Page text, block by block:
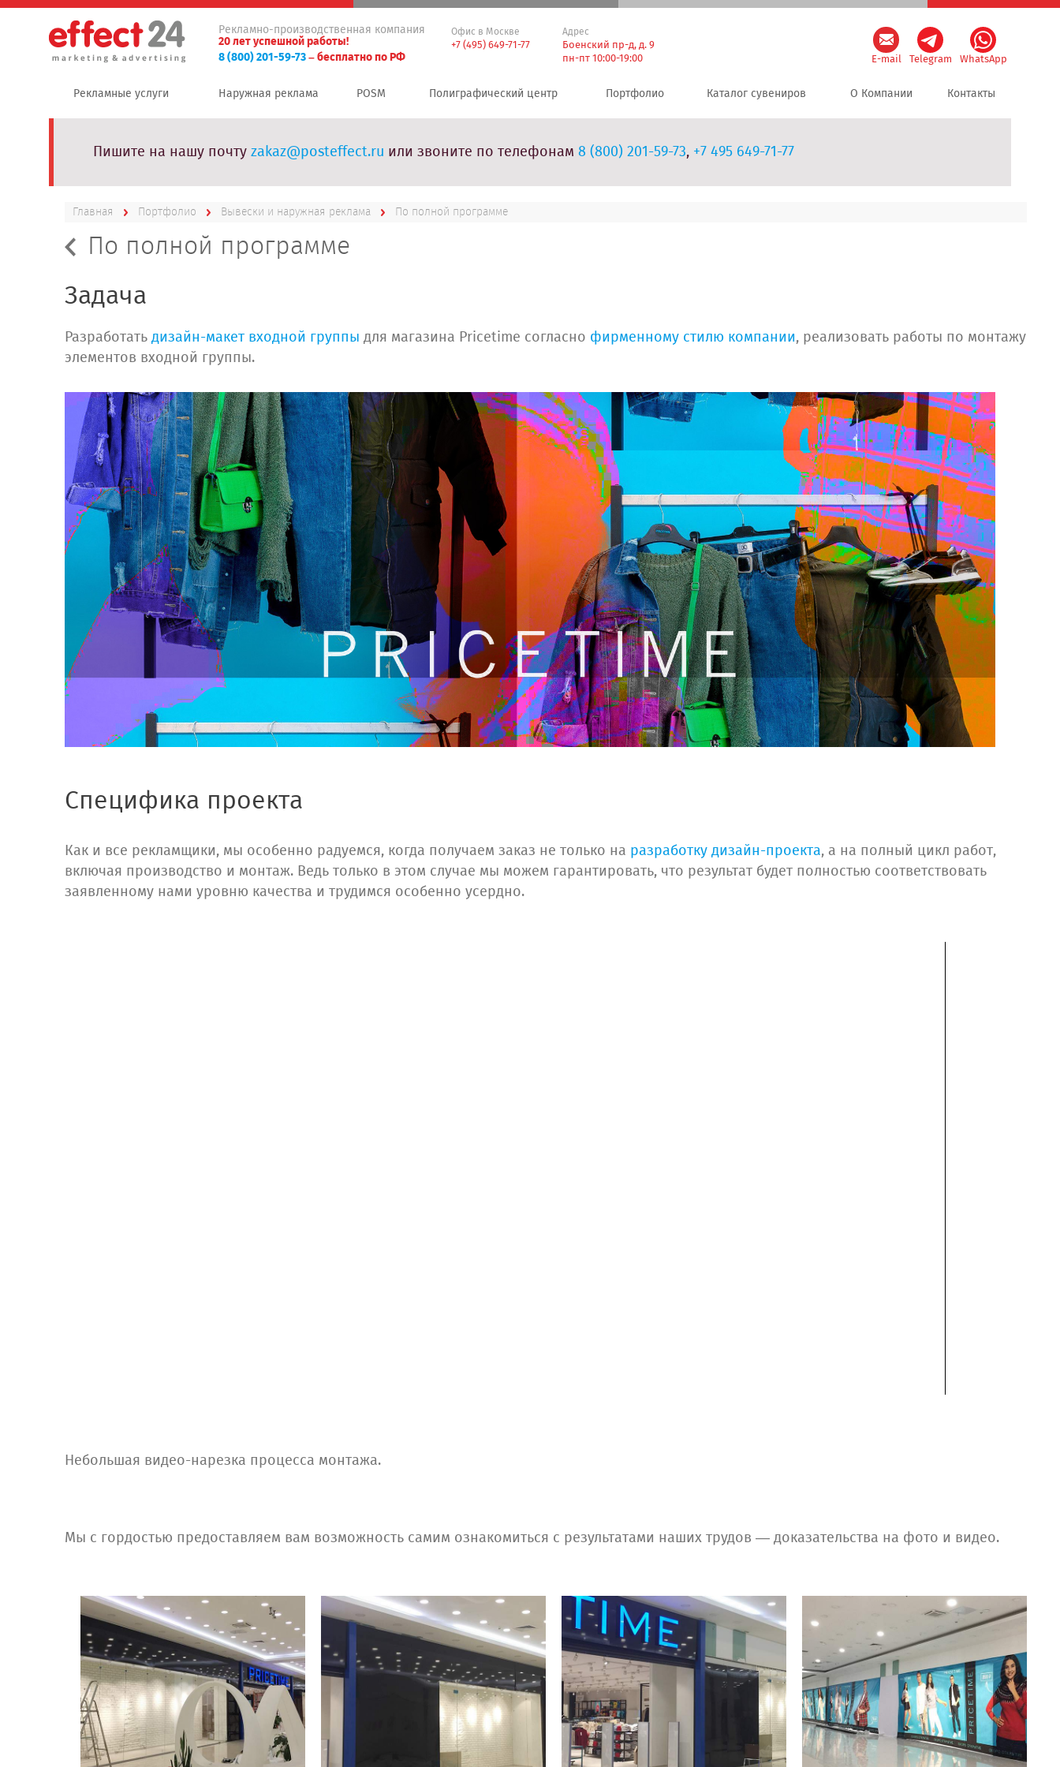
Рекламно-производственная компания
20 лет успешной работы!
8 (800) 201-59-73– бесплатно по РФ
Офис в Москве
+7 (495) 649-71-77
Адрес
Боенский пр-д, д. 9
пн-пт 10:00-19:00
E-mail Telegram WhatsApp
Рекламные услуги Наружная реклама POSM Полиграфический центр Портфолио Каталог сувениров О Компании Контакты
Пишите на нашу почтуzakaz@posteffect.ru или звоните по телефонам 8 (800) 201-59-73, +7 495 649-71-77
Главная Портфолио Вывески и наружная реклама По полной программе
По полной программе
Задача
Разработатьдизайн-макет входной группы для магазина Pricetime согласно фирменному стилю компании, реализовать работы по монтажу
элементов входной группы.
Специфика проекта
Как и все рекламщики, мы особенно радуемся, когда получаем заказ не только на разработку дизайн-проекта, а на полный цикл работ,
включая производство и монтаж. Ведь только в этом случае мы можем гарантировать, что результат будет полностью соответствовать
заявленному нами уровню качества и трудимся особенно усердно.
Небольшая видео-нарезка процесса монтажа.
Мы с гордостью предоставляем вам возможность самим ознакомиться с результатами наших трудов — доказательства на фото и видео.